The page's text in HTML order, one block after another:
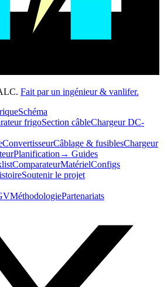
Fait par un ingénieur & vanlifer.
Schéma
frigoSection câbleChargeur DC-
ConvertisseurCâblage & fusiblesChargeur
Planification → Guides
ComparateurMatérielConfigs
Soutenir le projet
MéthodologiePartenariats